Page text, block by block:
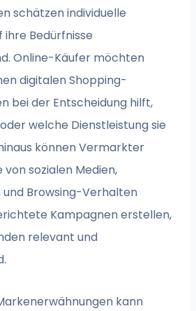
schätzen individuelle
ihre Bedürfnisse
Online-Käufer möchten
digitalen Shopping-
bei der Entscheidung hilft,
welche Dienstleistung sie
können Vermarkter
sozialen Medien,
Browsing-Verhalten
Kampagnen erstellen,
relevant und
kann